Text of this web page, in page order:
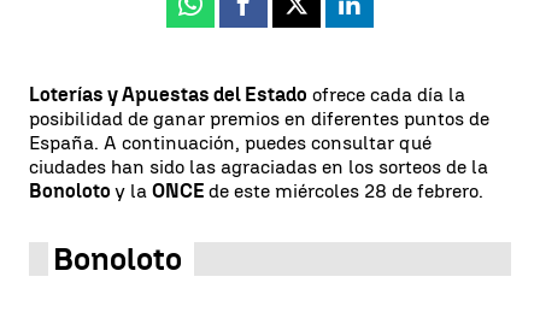
Whatsapp
Facebook
X Linkedin
Loterías y Apuestas del Estado ofrece cada día la
posibilidad de ganar premios en diferentes puntos de
España. A continuación, puedes consultar qué
ciudades han sido las agraciadas en los sorteos de la
Bonoloto y la ONCE de este miércoles 28 de febrero.
Bonoloto